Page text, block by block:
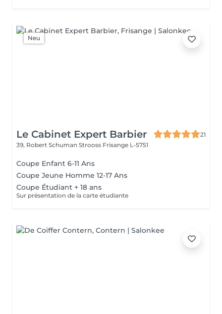
Neu
Le Cabinet Expert Barbier
21
39, Robert Schuman Strooss Frisange L-5751
Coupe Enfant 6-11 Ans
Coupe Jeune Homme 12-17 Ans
Coupe Étudiant + 18 ans
Sur présentation de la carte étudiante